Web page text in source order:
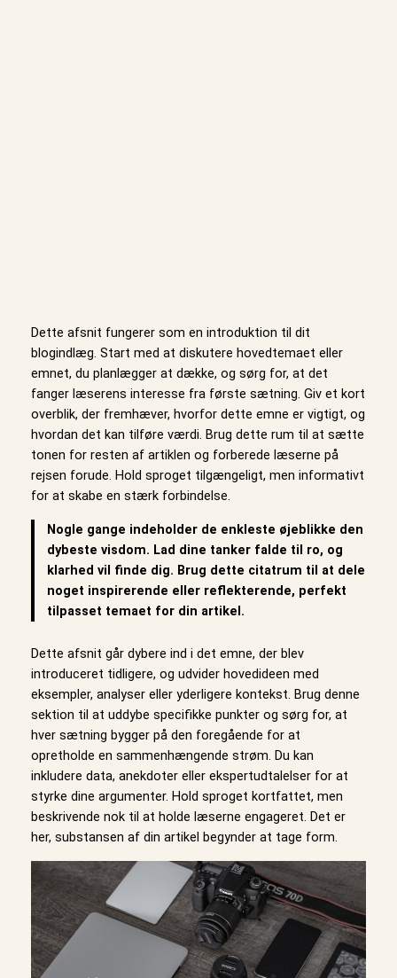
Dette afsnit fungerer som en introduktion til dit
blogindlæg. Start med at diskutere hovedtemaet eller
emnet, du planlægger at dække, og sørg for, at det
fanger læserens interesse fra første sætning. Giv et kort
overblik, der fremhæver, hvorfor dette emne er vigtigt, og
hvordan det kan tilføre værdi. Brug dette rum til at sætte
tonen for resten af artiklen og forberede læserne på
rejsen forude. Hold sproget tilgængeligt, men informativt
for at skabe en stærk forbindelse.
Nogle gange indeholder de enkleste øjeblikke den
dybeste visdom. Lad dine tanker falde til ro, og
klarhed vil finde dig. Brug dette citatrum til at dele
noget inspirerende eller reflekterende, perfekt
tilpasset temaet for din artikel.
Dette afsnit går dybere ind i det emne, der blev
introduceret tidligere, og udvider hovedideen med
eksempler, analyser eller yderligere kontekst. Brug denne
sektion til at uddybe specifikke punkter og sørg for, at
hver sætning bygger på den foregående for at
opretholde en sammenhængende strøm. Du kan
inkludere data, anekdoter eller ekspertudtalelser for at
styrke dine argumenter. Hold sproget kortfattet, men
beskrivende nok til at holde læserne engageret. Det er
her, substansen af din artikel begynder at tage form.